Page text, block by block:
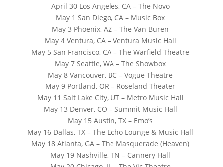
April 30 Los Angeles, CA – The Novo
May 1 San Diego, CA – Music Box
May 3 Phoenix, AZ – The Van Buren
May 4 Ventura, CA – Ventura Music Hall
May 5 San Francisco, CA – The Warfield Theatre
May 7 Seattle, WA – The Showbox
May 8 Vancouver, BC – Vogue Theatre
May 9 Portland, OR – Roseland Theater
May 11 Salt Lake City, UT – Metro Music Hall
May 13 Denver, CO – Summit Music Hall
May 15 Austin, TX – Emo’s
May 16 Dallas, TX – The Echo Lounge & Music Hall
May 18 Atlanta, GA – The Masquerade (Heaven)
May 19 Nashville, TN – Cannery Hall